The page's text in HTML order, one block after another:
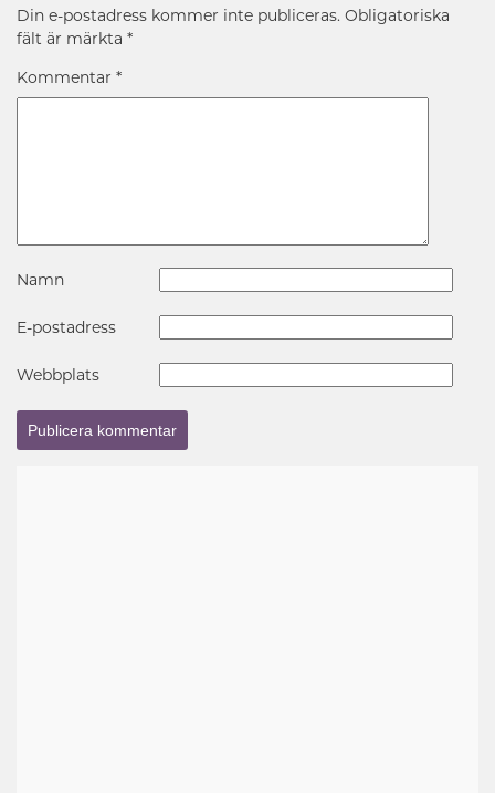
Din e-postadress kommer inte publiceras. Obligatoriska
fält är märkta *
Kommentar *
Namn
E-postadress
Webbplats